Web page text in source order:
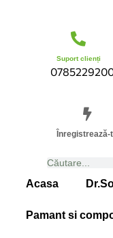
Suport clienți
Înregistrează-
Acasa
Pamant si